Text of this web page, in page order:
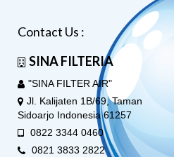
Contact Us :
SINA FILTERIA
"SINA FILTER AIR"
Jl. Kalijaten 1B/69, Taman
Sidoarjo Indonesia 61257
0822 3344 0460
0821 3833 2822